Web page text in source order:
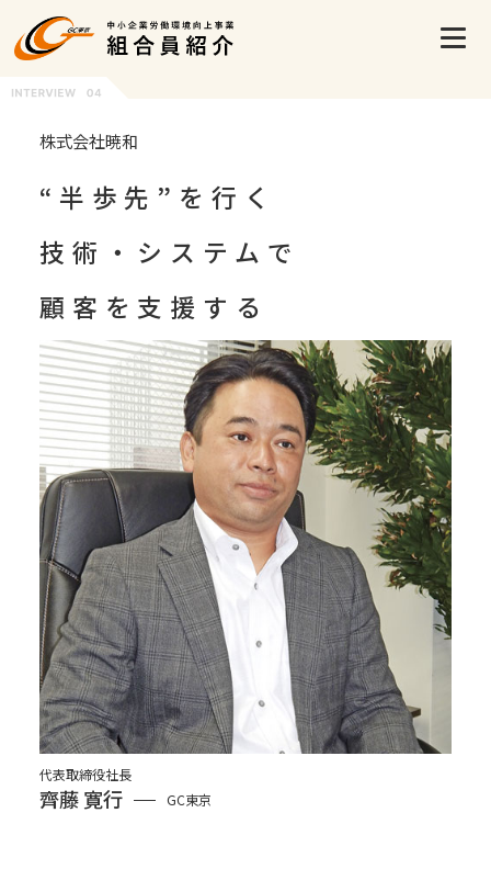
代表取締役社長
齊藤 寛行 GC東京
株式会社暁和
“半歩先”を行く
技術・システムで
顧客を支援する